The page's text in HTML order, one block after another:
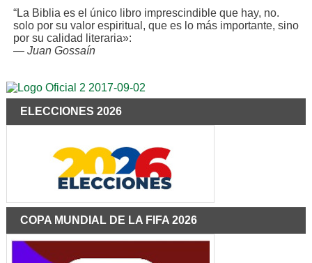
“La Biblia es el único libro imprescindible que hay, no.
solo por su valor espiritual, que es lo más importante, sino
por su calidad literaria»:
— Juan Gossaín
ELECCIONES 2026
COPA MUNDIAL DE LA FIFA 2026